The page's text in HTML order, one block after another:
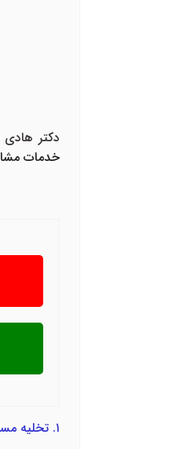
دکتر هادی
خدمات
۱. تخلیه مستأجر در چه شرایطی ممکن است؟